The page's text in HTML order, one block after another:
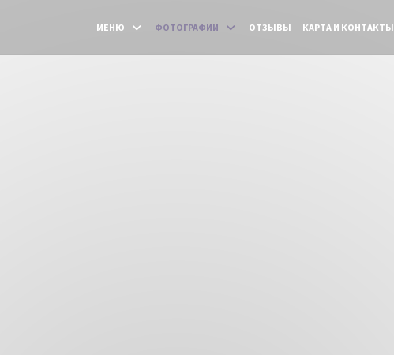
МЕНЮ ФОТОГРАФИИ ОТЗЫВЫ КАРТА И КОНТАКТЫ